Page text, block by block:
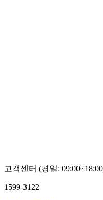
고객센터 (평일:
1599-3122